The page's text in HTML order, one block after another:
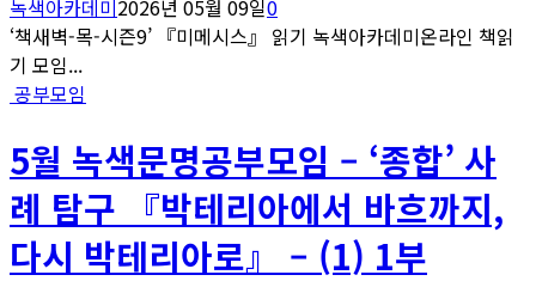
녹색아카데미 2026년 05월 09일0
‘책새벽-목-시즌9’ 『미메시스』 읽기 녹색아카데미온라인 책읽
기 모임...
공부모임
5월 녹색문명공부모임 – ‘종합’ 사
례 탐구 『박테리아에서 바흐까지,
다시 박테리아로』 – (1) 1부